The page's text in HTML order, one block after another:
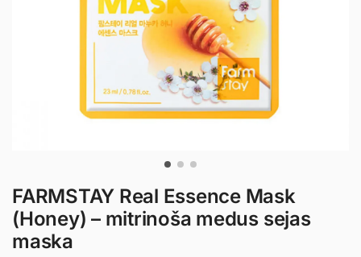
FARMSTAY Real Essence Mask
(Honey) – mitrinoša medus sejas
maska